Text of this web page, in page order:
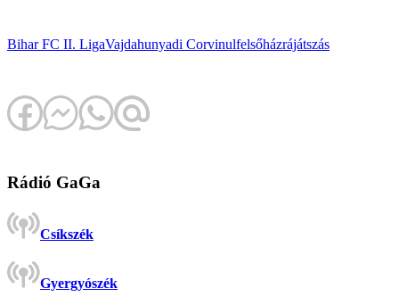
Bihar FC II. LigaVajdahunyadi Corvinulfelsőházrájátszás
Rádió GaGa
Csíkszék
Gyergyószék